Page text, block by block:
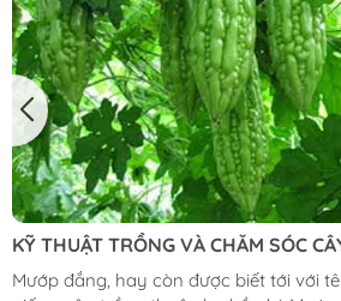
KỸ THUẬT TRỒNG VÀ CHĂM SÓC
QUA)
Mướp đắng, hay còn được biết tới với